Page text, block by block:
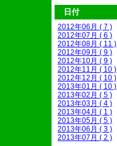
日付
2012年06月 ( 7 )
2012年07月 ( 6 )
2012年08月 ( 11 )
2012年09月 ( 9 )
2012年10月 ( 9 )
2012年11月 ( 10 )
2012年12月 ( 10 )
2013年01月 ( 10 )
2013年02月 ( 5 )
2013年03月 ( 4 )
2013年04月 ( 1 )
2013年05月 ( 5 )
2013年06月 ( 3 )
2013年07月 ( 2 )